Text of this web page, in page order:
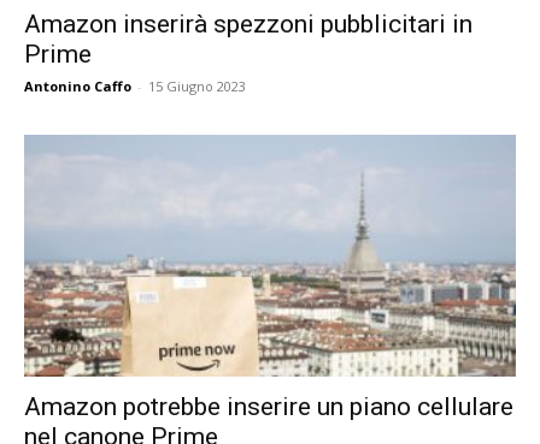
Amazon inserirà spezzoni pubblicitari in
Prime
Antonino Caffo - 15 Giugno 2023
Amazon potrebbe inserire un piano cellulare
nel canone Prime